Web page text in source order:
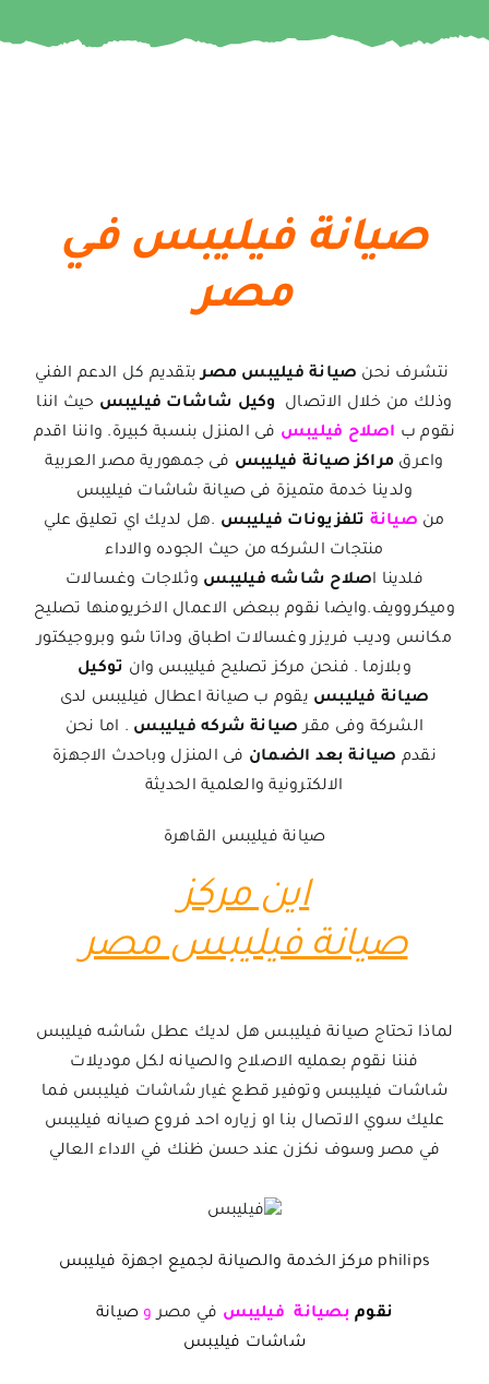
صيانة فيليبس في
مصر
نتشرف نحن صيانة فيليبس مصر بتقديم كل الدعم الفني
وذلك من خلال الاتصال
وكيل شاشات فيليبس حيث اننا
نقوم ب اصلاح فيليبس فى المنزل بنسبة كبيرة. واننا اقدم
واعرق مراكز صيانة فيليبس فى جمهورية مصر العربية
ولدينا خدمة متميزة فى صيانة شاشات فيليبس
من صيانة تلفزيونات فيليبس .هل لديك اي تعليق علي
منتجات الشركه من حيث الجوده والاداء
فلدينا اصلاح شاشه فيليبس وثلاجات وغسالات
وميكروويف.وايضا نقوم ببعض الاعمال الاخريومنها تصليح
مكانس وديب فريزر وغسالات اطباق وداتا شو وبروجيكتور
وبلازما . فنحن مركز تصليح فيليبس وان توكيل
صيانة فيليبس يقوم ب صيانة اعطال فيليبس لدى
الشركة وفى مقر صيانة شركه فيليبس . اما نحن
نقدم صيانة بعد الضمان فى المنزل وباحدث الاجهزة
الالكترونية والعلمية الحديثة
صيانة فيليبس القاهرة
اين مركز
صيانة فيليبس مصر
لماذا تحتاج صيانة فيليبس هل لديك عطل شاشه فيليبس
فننا نقوم بعمليه الاصلاح والصيانه لكل موديلات
شاشات فيليبس وتوفير قطع غيار شاشات فيليبس فما
عليك سوي الاتصال بنا او زياره احد فروع صيانه فيليبس
في مصر وسوف نكزن عند حسن ظنك في الاداء العالي
philips مركز الخدمة والصيانة لجميع اجهزة فيليبس
نقوم بصيانة فيليبس في مصرو صيانة
شاشات فيليبس